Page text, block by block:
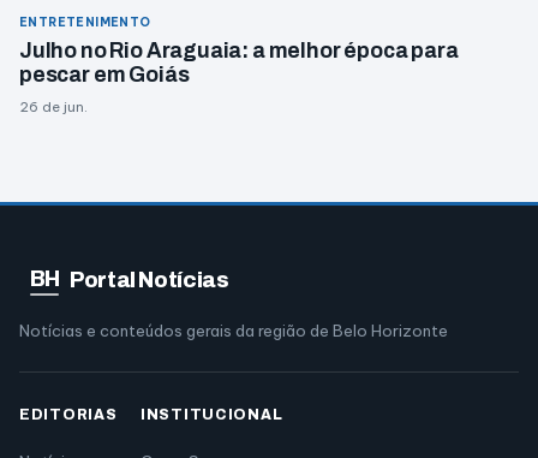
ENTRETENIMENTO
Julho no Rio Araguaia: a melhor época para
pescar em Goiás
26 de jun.
BH Portal Notícias
Notícias e conteúdos gerais da região de Belo Horizonte
EDITORIAS INSTITUCIONAL